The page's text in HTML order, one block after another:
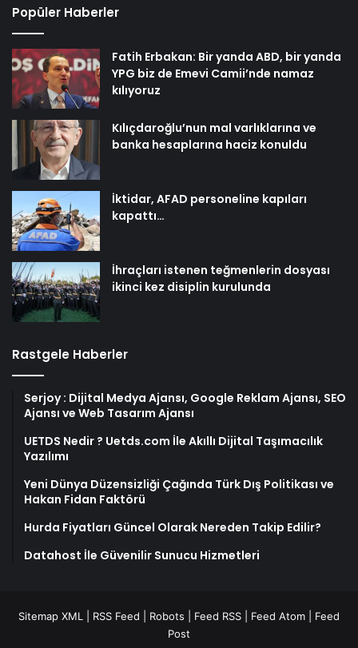
Popüler Haberler
Fatih Erbakan: Bir yanda ABD, bir yanda
YPG biz de Emevi Camii’nde namaz
kılıyoruz
Kılıçdaroğlu’nun mal varlıklarına ve
banka hesaplarına haciz konuldu
İktidar, AFAD personeline kapıları
kapattı…
İhraçları istenen teğmenlerin dosyası
ikinci kez disiplin kurulunda
Rastgele Haberler
Serjoy : Dijital Medya Ajansı, Google Reklam Ajansı, SEO
Ajansı ve Web Tasarım Ajansı
UETDS Nedir ? Uetds.com İle Akıllı Dijital Taşımacılık
Yazılımı
Yeni Dünya Düzensizliği Çağında Türk Dış Politikası ve
Hakan Fidan Faktörü
Hurda Fiyatları Güncel Olarak Nereden Takip Edilir?
Datahost İle Güvenilir Sunucu Hizmetleri
Sitemap XML RSS Feed Robots Feed RSS Feed Atom
Feed
Post